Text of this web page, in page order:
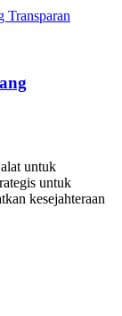
untuk
untuk
kesejahteraan